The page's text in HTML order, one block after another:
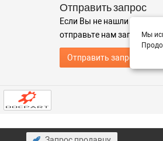
Отправить запрос
Если Вы не нашли нужные
отправьте нам запрос -
Отправить запрос
Мы